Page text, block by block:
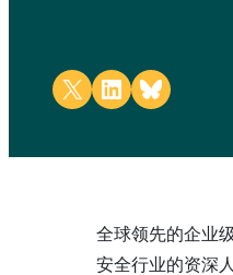
Share on X Share on LinkedIn
Share on Bluesky
全球领先的企业
安全行业的资深